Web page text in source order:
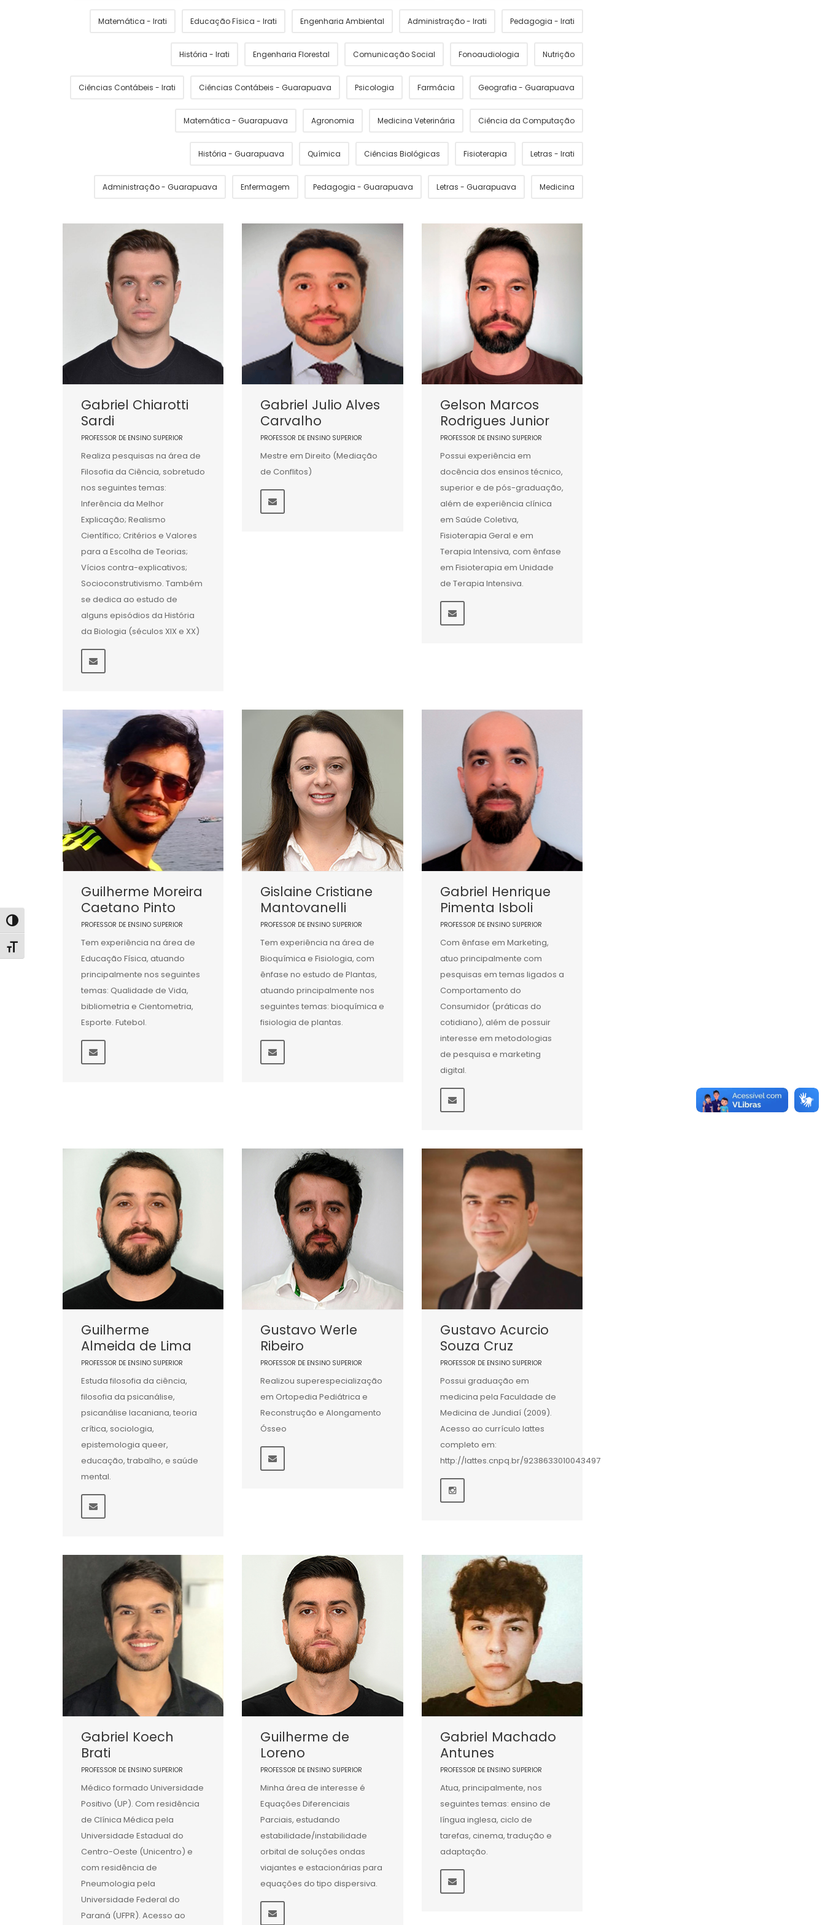
Alternar alto contraste
Alternar tamanho da fonte
Matemática - Irati Educação Física - Irati Engenharia Ambiental Administração - Irati Pedagogia - Irati
História - Irati Engenharia Florestal Comunicação Social Fonoaudiologia Nutrição
Ciências Contábeis - Irati Ciências Contábeis - Guarapuava Psicologia Farmácia Geografia - Guarapuava
Matemática - Guarapuava Agronomia Medicina Veterinária Ciência da Computação
História - Guarapuava Química Ciências Biológicas Fisioterapia Letras - Irati
Administração - Guarapuava Enfermagem Pedagogia - Guarapuava Letras - Guarapuava Medicina
Gabriel Chiarotti
Sardi
PROFESSOR DE ENSINO SUPERIOR
Realiza pesquisas na área de
Filosofia da Ciência, sobretudo
nos seguintes temas:
Inferência da Melhor
Explicação; Realismo
Científico; Critérios e Valores
para a Escolha de Teorias;
Vícios contra-explicativos;
Socioconstrutivismo. Também
se dedica ao estudo de
alguns episódios da História
da Biologia (séculos XIX e XX)
Gabriel Julio Alves
Carvalho
PROFESSOR DE ENSINO SUPERIOR
Mestre em Direito (Mediação
de Conflitos)
Gelson Marcos
Rodrigues Junior
PROFESSOR DE ENSINO SUPERIOR
Possui experiência em
docência dos ensinos técnico,
superior e de pós-graduação,
além de experiência clínica
em Saúde Coletiva,
Fisioterapia Geral e em
Terapia Intensiva, com ênfase
em Fisioterapia em Unidade
de Terapia Intensiva.
Guilherme Moreira
Caetano Pinto
PROFESSOR DE ENSINO SUPERIOR
Tem experiência na área de
Educação Física, atuando
principalmente nos seguintes
temas: Qualidade de Vida,
bibliometria e Cientometria,
Esporte. Futebol.
Gislaine Cristiane
Mantovanelli
PROFESSOR DE ENSINO SUPERIOR
Tem experiência na área de
Bioquímica e Fisiologia, com
ênfase no estudo de Plantas,
atuando principalmente nos
seguintes temas: bioquímica e
fisiologia de plantas.
Gabriel Henrique
Pimenta Isboli
PROFESSOR DE ENSINO SUPERIOR
Com ênfase em Marketing,
atuo principalmente com
pesquisas em temas ligados a
Comportamento do
Consumidor (práticas do
cotidiano), além de possuir
interesse em metodologias
de pesquisa e marketing
digital.
Guilherme
Almeida de Lima
PROFESSOR DE ENSINO SUPERIOR
Estuda filosofia da ciência,
filosofia da psicanálise,
psicanálise lacaniana, teoria
crítica, sociologia,
epistemologia queer,
educação, trabalho, e saúde
mental.
Gustavo Werle
Ribeiro
PROFESSOR DE ENSINO SUPERIOR
Realizou superespecialização
em Ortopedia Pediátrica e
Reconstrução e Alongamento
Ósseo
Gustavo Acurcio
Souza Cruz
PROFESSOR DE ENSINO SUPERIOR
Possui graduação em
medicina pela Faculdade de
Medicina de Jundiaí (2009).
Acesso ao currículo lattes
completo em:
http://lattes.cnpq.br/9238633010043497
Gabriel Koech
Brati
PROFESSOR DE ENSINO SUPERIOR
Médico formado Universidade
Positivo (UP). Com residência
de Clínica Médica pela
Universidade Estadual do
Centro-Oeste (Unicentro) e
com residência de
Pneumologia pela
Universidade Federal do
Paraná (UFPR). Acesso ao
Guilherme de
Loreno
PROFESSOR DE ENSINO SUPERIOR
Minha área de interesse é
Equações Diferenciais
Parciais, estudando
estabilidade/instabilidade
orbital de soluções ondas
viajantes e estacionárias para
equações do tipo dispersiva.
Gabriel Machado
Antunes
PROFESSOR DE ENSINO SUPERIOR
Atua, principalmente, nos
seguintes temas: ensino de
língua inglesa, ciclo de
tarefas, cinema, tradução e
adaptação.